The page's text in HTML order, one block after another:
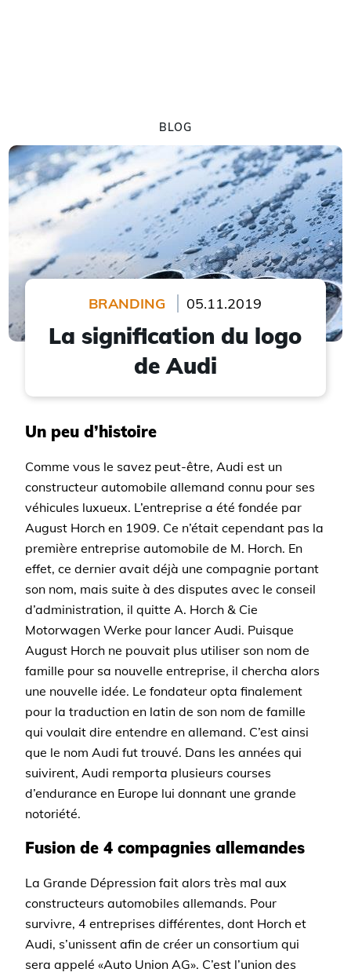
BLOG
BRANDING 05.11.2019
La signification du logo
de Audi
Un peu d’histoire
Comme vous le savez peut-être, Audi est un
constructeur automobile allemand connu pour ses
véhicules luxueux. L’entreprise a été fondée par
August Horch en 1909. Ce n’était cependant pas la
première entreprise automobile de M. Horch. En
effet, ce dernier avait déjà une compagnie portant
son nom, mais suite à des disputes avec le conseil
d’administration, il quitte A. Horch & Cie
Motorwagen Werke pour lancer Audi. Puisque
August Horch ne pouvait plus utiliser son nom de
famille pour sa nouvelle entreprise, il chercha alors
une nouvelle idée. Le fondateur opta finalement
pour la traduction en latin de son nom de famille
qui voulait dire entendre en allemand. C’est ainsi
que le nom Audi fut trouvé. Dans les années qui
suivirent, Audi remporta plusieurs courses
d’endurance en Europe lui donnant une grande
notoriété.
Fusion de 4 compagnies allemandes
La Grande Dépression fait alors très mal aux
constructeurs automobiles allemands. Pour
survivre, 4 entreprises différentes, dont Horch et
Audi, s’unissent afin de créer un consortium qui
sera appelé «Auto Union AG». C’est l’union des